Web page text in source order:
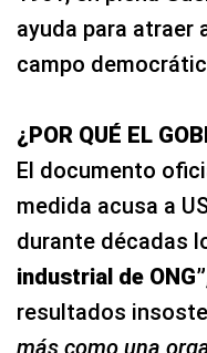
ayuda para atraer
campo
¿POR QUÉ EL
El documento
medida acusa a
durante décadas
industrial de ONG”
resultados
más como una